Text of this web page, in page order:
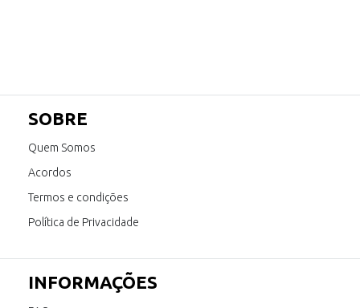
SOBRE
Quem Somos
Acordos
Termos e condições
Política de Privacidade
INFORMAÇÕES